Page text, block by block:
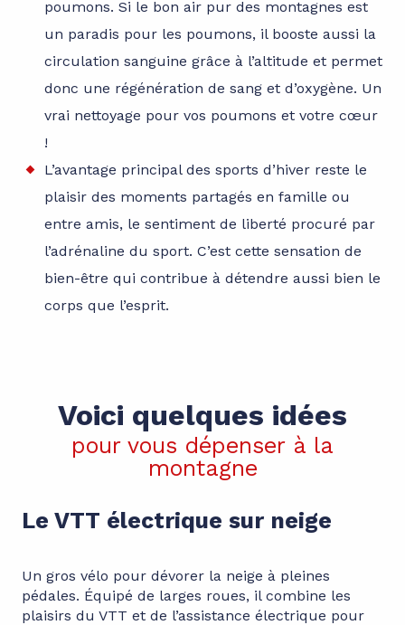
poumons. Si le bon air pur des montagnes est
un paradis pour les poumons, il booste aussi la
circulation sanguine grâce à l’altitude et permet
donc une régénération de sang et d’oxygène. Un
vrai nettoyage pour vos poumons et votre cœur
!
L’avantage principal des sports d’hiver reste le
plaisir des moments partagés en famille ou
entre amis, le sentiment de liberté procuré par
l’adrénaline du sport. C’est cette sensation de
bien-être qui contribue à détendre aussi bien le
corps que l’esprit.
Voici quelques idées
pour vous dépenser à la
montagne
Le VTT électrique sur neige
Un gros vélo pour dévorer la neige à pleines
pédales. Équipé de larges roues, il combine les
plaisirs du VTT et de l’assistance électrique pour